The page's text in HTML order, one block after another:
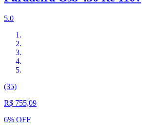
5.0
(35)
R$ 755,09
6% OFF